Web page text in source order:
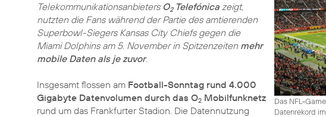
Das NFL-
Datenrekord
Telekommunikationsanbieters O2Telefónica zeigt,
nutzten die Fans während der Partie des amtierenden
Superbowl-Siegers Kansas City Chiefs gegen die
Miami Dolphins am 5. November in Spitzenzeiten mehr
mobile Daten als je zuvor.
Insgesamt flossen am Football-Sonntag rund 4.000
Gigabyte Datenvolumen durch das O2 Mobilfunknetz
rund um das Frankfurter Stadion. Die Datennutzung